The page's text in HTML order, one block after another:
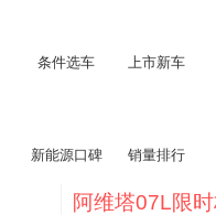
条件选车 上市新车
新能源口碑 销量排行